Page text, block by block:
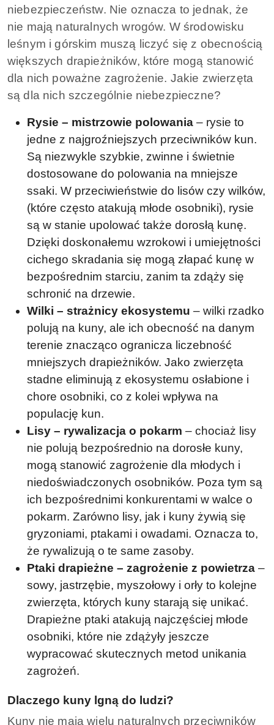
niebezpieczeństw. Nie oznacza to jednak, że
nie mają naturalnych wrogów. W środowisku
leśnym i górskim muszą liczyć się z obecnością
większych drapieżników, które mogą stanowić
dla nich poważne zagrożenie. Jakie zwierzęta
są dla nich szczególnie niebezpieczne?
Rysie – mistrzowie polowania – rysie to
jedne z najgroźniejszych przeciwników kun.
Są niezwykle szybkie, zwinne i świetnie
dostosowane do polowania na mniejsze
ssaki. W przeciwieństwie do lisów czy wilków,
(które często atakują młode osobniki), rysie
są w stanie upolować także dorosłą kunę.
Dzięki doskonałemu wzrokowi i umiejętności
cichego skradania się mogą złapać kunę w
bezpośrednim starciu, zanim ta zdąży się
schronić na drzewie.
Wilki – strażnicy ekosystemu – wilki rzadko
polują na kuny, ale ich obecność na danym
terenie znacząco ogranicza liczebność
mniejszych drapieżników. Jako zwierzęta
stadne eliminują z ekosystemu osłabione i
chore osobniki, co z kolei wpływa na
populację kun.
Lisy – rywalizacja o pokarm – chociaż lisy
nie polują bezpośrednio na dorosłe kuny,
mogą stanowić zagrożenie dla młodych i
niedoświadczonych osobników. Poza tym są
ich bezpośrednimi konkurentami w walce o
pokarm. Zarówno lisy, jak i kuny żywią się
gryzoniami, ptakami i owadami. Oznacza to,
że rywalizują o te same zasoby.
Ptaki drapieżne – zagrożenie z powietrza –
sowy, jastrzębie, myszołowy i orły to kolejne
zwierzęta, których kuny starają się unikać.
Drapieżne ptaki atakują najczęściej młode
osobniki, które nie zdążyły jeszcze
wypracować skutecznych metod unikania
zagrożeń.
Dlaczego kuny lgną do ludzi?
Kuny nie mają wielu naturalnych przeciwników